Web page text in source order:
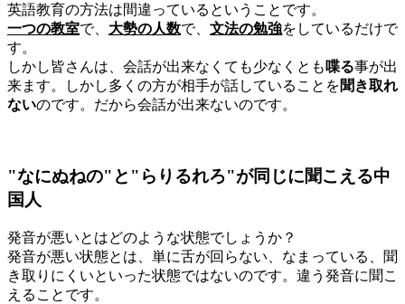
英語教育の方法は間違っているということです。
一つの教室で、 大勢の人数で、 文法の勉強をしているだけで
す。
しかし皆さんは、会話が出来なくても少なくとも 喋る事が出
来ます。しかし多くの方が相手が話していることを聞き取れ
ないのです。だから会話が出来ないのです。
"なにぬねの"と"らりるれろ"が同じに聞こえる中
国人
発音が悪いとはどのような状態でしょうか？
発音が悪い状態とは、単に舌が回らない、なまっている、聞
き取りにくいといった状態ではないのです。違う発音に聞こ
えることです。